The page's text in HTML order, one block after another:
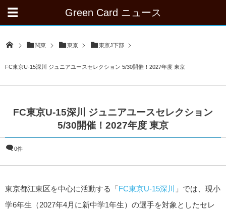
Green Card ニュース
関東 東京 東京J下部
FC東京U-15深川 ジュニアユースセレクション 5/30開催！2027年度 東京
FC東京U-15深川 ジュニアユースセレクション
5/30開催！2027年度 東京
0件
東京都江東区を中心に活動する「FC東京U-15深川
」では、現小
学6年生（2027年4月に新中学1年生）の選手を対象としたセレ